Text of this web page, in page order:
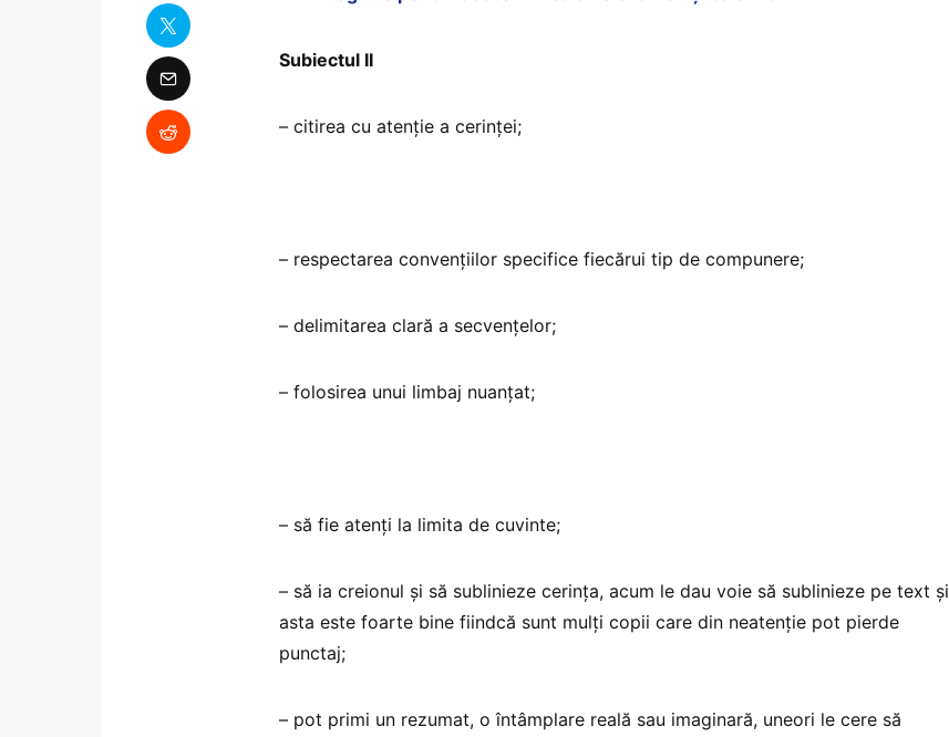
Subiectul II
– citirea cu atenție a cerinței;
– respectarea convențiilor specifice fiecărui tip de compunere;
– delimitarea clară a secvențelor;
– folosirea unui limbaj nuanțat;
– să fie atenți la limita de cuvinte;
– să ia creionul și să sublinieze cerința, acum le dau voie să sublinieze pe text și
asta este foarte bine fiindcă sunt mulți copii care din neatenție pot pierde
punctaj;
– pot primi un rezumat, o întâmplare reală sau imaginară, uneori le cere să